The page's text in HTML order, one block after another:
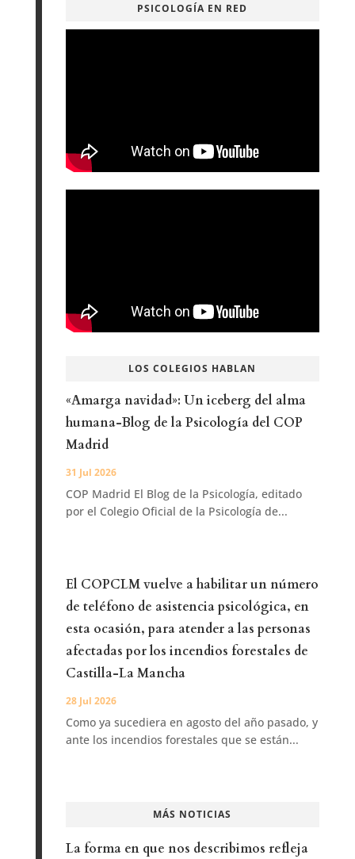
PSICOLOGÍA EN RED
LOS COLEGIOS HABLAN
«Amarga navidad»: Un iceberg del alma
humana-Blog de la Psicología del COP
Madrid
31 Jul 2026
COP Madrid El Blog de la Psicología, editado
por el Colegio Oficial de la Psicología de...
El COPCLM vuelve a habilitar un número
de teléfono de asistencia psicológica, en
esta ocasión, para atender a las personas
afectadas por los incendios forestales de
Castilla-La Mancha
28 Jul 2026
Como ya sucediera en agosto del año pasado, y
ante los incendios forestales que se están...
MÁS NOTICIAS
La forma en que nos describimos refleja